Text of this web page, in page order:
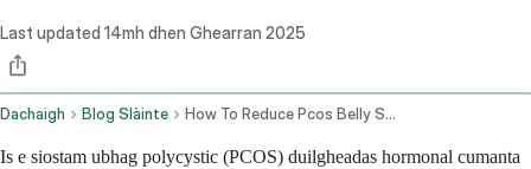
Last updated 14mh dhen Ghearran 2025
Dachaigh Blog Slàinte How To Reduce Pcos Belly Shape
Is e siostam ubhag polycystic (PCOS) duilgheadas hormonal cumanta